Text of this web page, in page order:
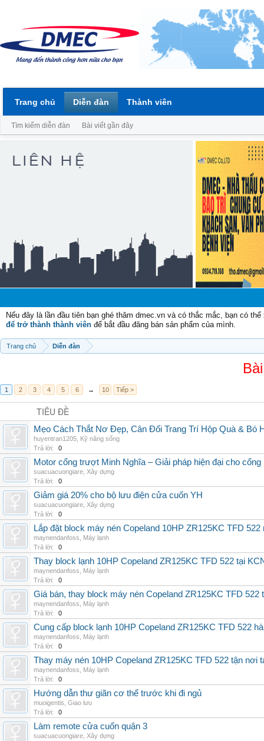
Nếu đây là lần đầu tiên bạn ghé thăm dmec.vn và có thắc mắc, bạn có
để trở thành thành viên để bắt đầu đăng bán sản phẩm của mình.
Trang chủ Diễn đàn
1 2 3 4 5 6 → 10 Tiếp >
TIÊU ĐỀ
Mẹo Cách Thắt Nơ Đẹp, Cân Đối Trang Trí Hộp Quà & Bó
huyentran1205 Kỹ năng sống
Trả lời:
0
Motor cổng trượt Minh Nghĩa – Giải pháp hiện đại cho
suacuacuongiare Xây dựng
Trả lời:
0
Giảm giá 20% cho bộ lưu điện cửa cuốn YH
suacuacuongiare Xây dựng
Trả lời:
0
Lắp đặt block máy nén Copeland 10HP ZR125KC TFD
maynendanfoss
Máy lạnh
Trả lời:
0
Thay block lạnh 10HP Copeland ZR125KC TFD 522 tại
maynendanfoss
Máy lạnh
Trả lời:
0
Giá bán, thay block máy nén Copeland ZR125KC TFD
maynendanfoss
Máy lạnh
Trả lời:
0
Cung cấp block lạnh 10HP Copeland ZR125KC TFD 522
maynendanfoss
Máy lạnh
Trả lời:
0
Thay máy nén 10HP Copeland ZR125KC TFD 522 tận nơi
maynendanfoss
Máy lạnh
Trả lời:
0
Hướng dẫn thư giãn cơ thể trước khi đi ngủ
muoigentis Giao lưu
Trả lời:
0
Làm remote cửa cuốn quận 3
suacuacuongiare Xây dựng
Trang chủ Diễn đàn
Tìm kiếm diễn đàn Bài viết gần đây
Thành viên